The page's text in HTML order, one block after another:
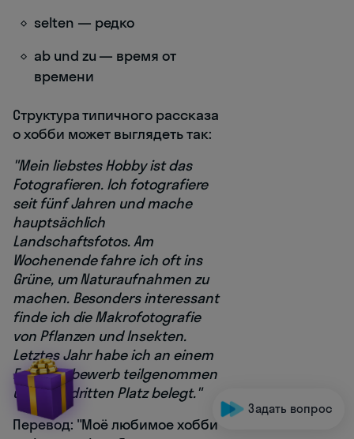
selten — редко
ab und zu — время от
времени
Структура типичного рассказа
о хобби может выглядеть так:
"Mein liebstes Hobby ist das
Fotografieren. Ich fotografiere
seit fünf Jahren und mache
hauptsächlich
Landschaftsfotos. Am
Wochenende fahre ich oft ins
Grüne, um Naturaufnahmen zu
machen. Besonders interessant
finde ich die Makrofotografie
von Pflanzen und Insekten.
Letztes Jahr habe ich an einem
Fotowettbewerb teilgenommen
und den dritten Platz belegt."
Перевод: "Моё любимое хобби
Задать вопрос